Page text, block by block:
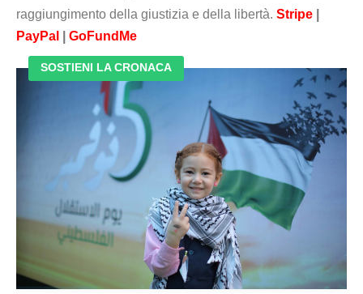
raggiungimento della giustizia e della libertà. Stripe
PayPal
GoFundMe
SOSTIENI LA CRONACA